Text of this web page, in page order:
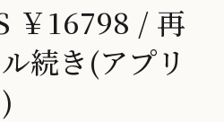
￥16798 / 再
続き(アプリ